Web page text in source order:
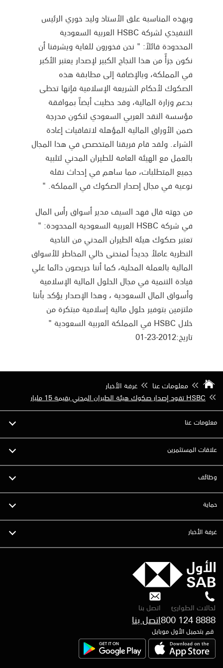
وبهذه المناسبة علق الأستاذ وليد خوري الرئيس
التنفيذي لشركة HSBC العربية السعودية
المحدودة قائلاً: " نحن فخورون للغاية ويشرفنا أن
نكون جزأً من هذا النجاح الكبير لإصدار يعتبر الأكبر
في المملكة، وبالإضافة إلى مطابقة هذه
الصكوك لأحكام الشريعة الإسلامية فإنها تحظى
بدعم وزارة المالية، وقد حظيت أيضاً بموافقة
مؤسسة النقد العربي السعودي لتكون مدرجة
ضمن الأوراق المالية المؤهلة لاتفاقيات إعادة
الشراء. ولقد قام فريقنا المتخصص في هذا المجال
بالعمل مع الهيئة العامة للطيران المدني لتلبية
جميع المتطلبات، مما ساهم في إحداث نقلة
نوعية في مجال إصدار الصكوك في المملكة. "
من جهته قال فهد السيف مدير أسواق رأس المال
في شركة HSBC العربية السعودية المحدودة: "
تعتبر صكوك هيئة الطيران المدني من الناحية
النظرية عاملأ جديدأ لمنحنى خالي المخاطر للأسواق
المالية بالعملة المحلية، كما أننا حريصون دائما علي
قيادة التنمية في مجال الحلول المالية الإسلامية
وأسواق المال السعودية ، وهذا الإصدار يؤكد بأننا
ملتزمين بتوفير حلول مالية إسلامية مبتكرة من
خلال HSBC في المملكة العربية السعودية "
تاريخ:2012-23-01
معلومات عنا
غرفة الأخبار
HSBC تقود إصدار صكوك هيئة الطيران المدني بقيمة 15 مليار
معلومات عنا
علاقات المستثمرين
وظائف
حماية
غرفة الأخبار
لحالات الطوارئ
800 124 8888
اتصل بنا
قم بتحميل الأول موبايل